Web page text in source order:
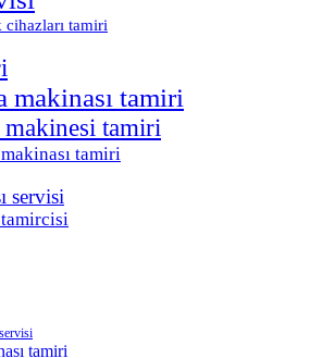
tamiri
makinası tamiri
makinesi tamiri
tamiri
servisi
tamircisi
tamiri